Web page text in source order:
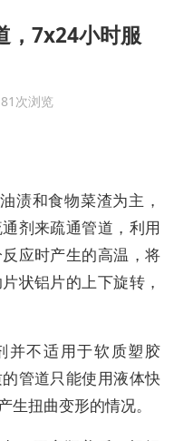
，7x24小时服
次浏览
渍和食物菜渣为主，
剂来疏通管道，利用
应时产生的高温，将
状铝片的上下旋转，
并不适用于软质塑胶
管道只能使用液体快
扭曲变形的情况。